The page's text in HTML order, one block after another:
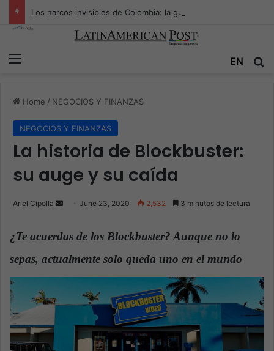
EN
Home / NEGOCIOS Y FINANZAS
NEGOCIOS Y FINANZAS
La historia de Blockbuster:
su auge y su caída
Ariel Cipolla
n
a
n
m
June 23, 2020 2,532 3 minutos de lectura
¿Te acuerdas de los Blockbuster? Aunque no lo
sepas, actualmente solo queda uno en el mundo